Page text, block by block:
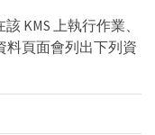
KMS 上執行作業、
料頁面會列出下列資